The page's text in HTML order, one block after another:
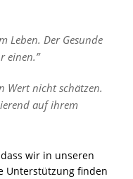
Leben. Der Gesunde
einen.”
Wert nicht schätzen.
auf ihrem
wir in unseren
Unterstützung finden